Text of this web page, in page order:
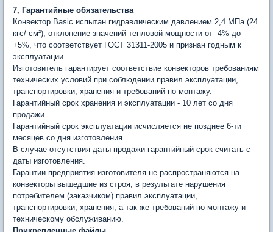
7, Гарантийные обязательства
Конвектор Basic испытан гидравлическим давлением 2,4 МПа (24
кгс/ см²), отклонение значений тепловой мощности от -4% до
+5%, что соответствует ГОСТ 31311-2005 и признан годным к
эксплуатации.
Изготовитель гарантирует соответствие конвекторов требованиям
технических условий при соблюдении правил эксплуатации,
транспортировки, хранения и требований по монтажу.
Гарантийный срок хранения и эксплуатации - 10 лет со дня
продажи.
Гарантийный срок эксплуатации исчисляется не позднее 6-ти
месяцев со дня изготовления.
В случае отсутствия даты продажи гарантийный срок считать с
даты изготовления.
Гарантии предприятия-изготовителя не распространяются на
конвекторы вышедшие из строя, в результате нарушения
потребителем (заказчиком) правил эксплуатации,
транспортировки, хранения, а так же требований по монтажу и
техническому обслуживанию.